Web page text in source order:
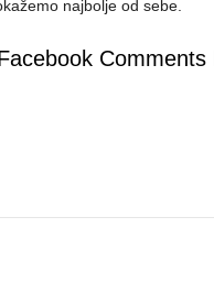
najbolje od sebe.
Comments